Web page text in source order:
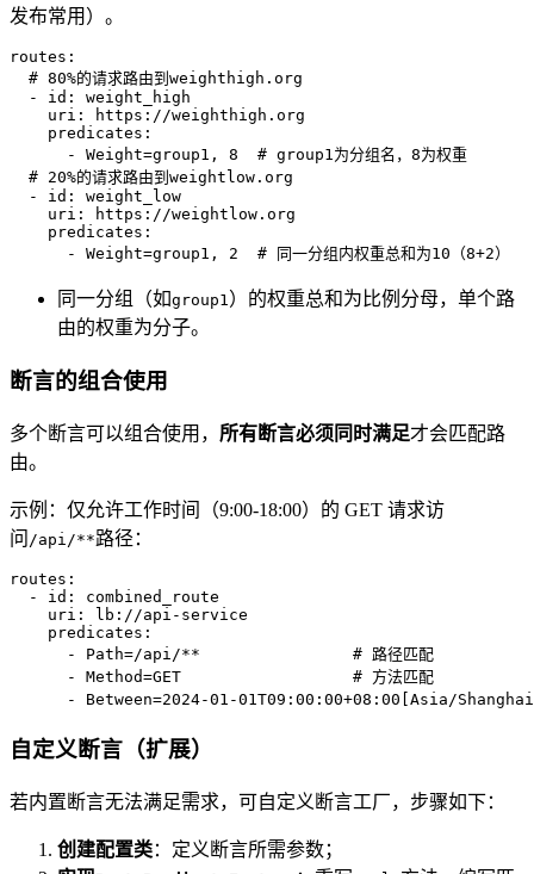
发布常用）。
routes:
# 80%的请求路由到weighthigh.org
-
id:
weight_high
uri:
https://weighthigh.org
predicates:
-
Weight=group1, 8
# group1为分组名，8为权重
# 20%的请求路由到weightlow.org
-
id:
weight_low
uri:
https://weightlow.org
predicates:
-
Weight=group1, 2 # 同一分组内权重总和为10（8+2）
同一分组（如group1）的权重总和为比例分母，单个路
由的权重为分子。
断言的组合使用
多个断言可以组合使用， 所有断言必须同时满足才会匹配路
由。
示例：仅允许工作时间（9:00-18:00）的 GET 请求访
问 /api/**路径：
routes:
-
id:
combined_route
uri:
lb://api-service
predicates:
-
Path=/api/**
# 路径匹配
-
Method=GET
# 方法匹配
-
Between=2024-01-01T09:00:00+08:00[Asia/
自定义断言（扩展）
若内置断言无法满足需求，可自定义断言工厂，步骤如下：
创建配置类：定义断言所需参数；